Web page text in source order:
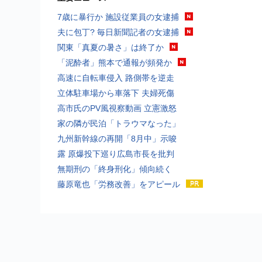
7歳に暴行か 施設従業員の女逮捕
夫に包丁? 毎日新聞記者の女逮捕
関東「真夏の暑さ」は終了か
「泥酔者」熊本で通報が頻発か
高速に自転車侵入 路側帯を逆走
立体駐車場から車落下 夫婦死傷
高市氏のPV風視察動画 立憲激怒
家の隣が民泊「トラウマなった」
九州新幹線の再開「8月中」示唆
露 原爆投下巡り広島市長を批判
無期刑の「終身刑化」傾向続く
藤原竜也「労務改善」をアピール